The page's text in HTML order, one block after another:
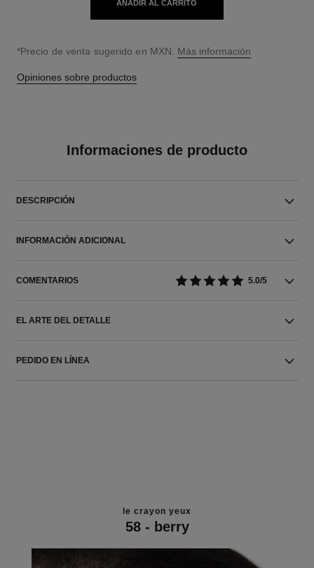
AÑADIR AL CARRITO
↩
*Precio de venta sugerido en MXN. Más información
Opiniones sobre productos
Informaciones de producto
DESCRIPCIÓN
INFORMACIÓN ADICIONAL
COMENTARIOS 5.0/5
EL ARTE DEL DETALLE
PEDIDO EN LÍNEA
le crayon yeux
58 - berry